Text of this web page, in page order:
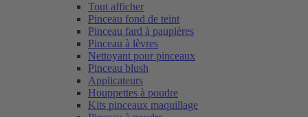
Tout afficher
Pinceau fond de teint
Pinceau fard à paupières
Pinceau à lèvres
Nettoyant pour pinceaux
Pinceau blush
Applicateurs
Houppettes à poudre
Kits pinceaux maquillage